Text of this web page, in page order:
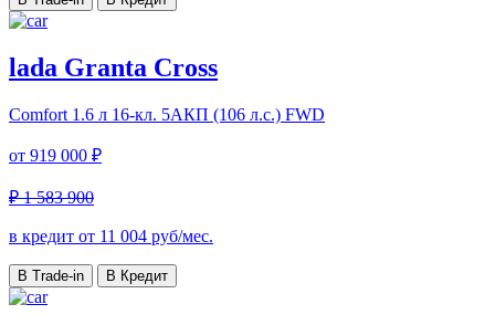
lada Granta Cross
Comfort 1.6 л 16-кл. 5АКП (106 л.с.) FWD
от 919 000 ₽
₽ 1 583 900
в кредит от 11 004 руб/мес.
В Trade-in В Кредит